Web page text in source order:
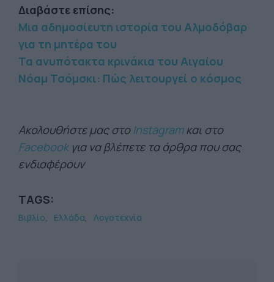
Διαβάστε επίσης:
Μια αδημοσίευτη ιστορία του Αλμοδόβαρ
για τη μητέρα του
Τα ανυπότακτα κρινάκια του Αιγαίου
Νόαμ Τσόμσκι: Πώς λειτουργεί ο κόσμος
Ακολουθήστε μας στο Instagramκαι στο
Facebookγια να βλέπετε τα άρθρα που σας
ενδιαφέρουν
TAGS:
Βιβλίο Ελλάδα Λογοτεχνία